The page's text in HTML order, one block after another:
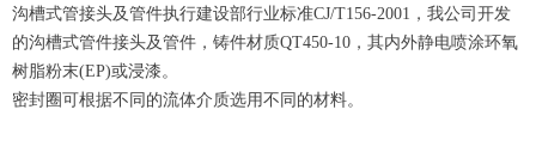
沟槽式管接头及管件执行建设部行业标准CJ/T156-2001，我公司开发
的沟槽式管件接头及管件，铸件材质QT450-10，其内外静电喷涂环氧
树脂粉末(EP)或浸漆。
密封圈可根据不同的流体介质选用不同的材料。